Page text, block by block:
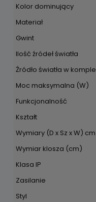
Kolor dominujący
Materiał
Gwint
Ilość źródeł światła
Źródło światła w
Moc maksymalna (W)
Funkcjonalność
Kształt
Wymiary (D x Sz x W) cm
Wymiar klosza (cm)
Klasa IP
Zasilanie
Styl